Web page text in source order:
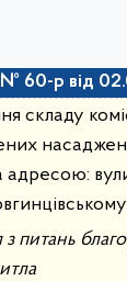
60-р від
складу
адресою:
з питань